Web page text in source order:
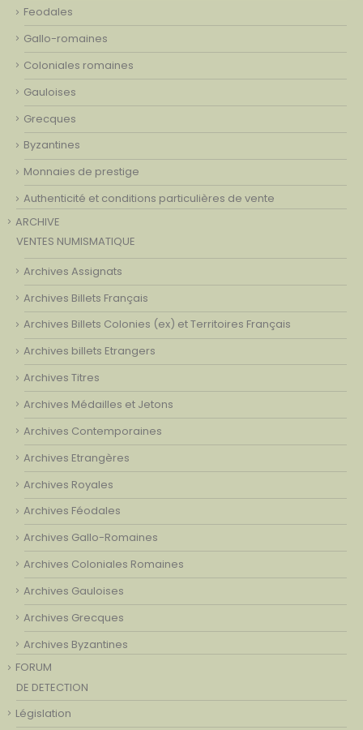
Feodales
Gallo-romaines
Coloniales romaines
Gauloises
Grecques
Byzantines
Monnaies de prestige
Authenticité et conditions particulières de vente
ARCHIVE
VENTES NUMISMATIQUE
Archives Assignats
Archives Billets Français
Archives Billets Colonies (ex) et Territoires Français
Archives billets Etrangers
Archives Titres
Archives Médailles et Jetons
Archives Contemporaines
Archives Etrangères
Archives Royales
Archives Féodales
Archives Gallo-Romaines
Archives Coloniales Romaines
Archives Gauloises
Archives Grecques
Archives Byzantines
FORUM
DE DETECTION
Législation